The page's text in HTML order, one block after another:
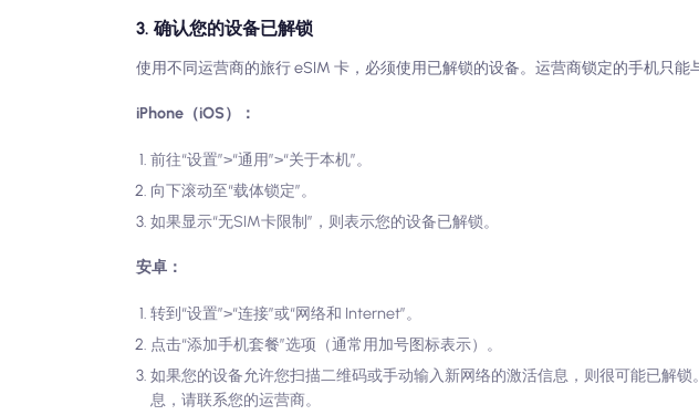
3. 确认您的设备已解锁
使用不同运营商的旅行 eSIM 卡，必须使用已解锁的设备。运营商锁定的手机只能
iPhone（iOS）：
前往“设置”>“通用”>“关于本机”。
向下滚动至“载体锁定”。
如果显示“无SIM卡限制”，则表示您的设备已解锁。
安卓：
转到“设置”>“连接”或“网络和 Internet”。
点击“添加手机套餐”选项（通常用加号图标表示）。
如果您的设备允许您扫描二维码或手动输入新网络的激活信息，则很可能已解
息，请联系您的运营商。